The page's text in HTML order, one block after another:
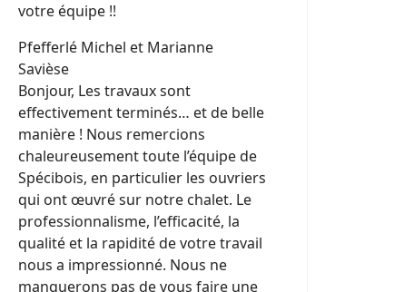
votre équipe !!
Pfefferlé Michel et Marianne
Savièse
Bonjour, Les travaux sont
effectivement terminés… et de belle
manière ! Nous remercions
chaleureusement toute l’équipe de
Spécibois, en particulier les ouvriers
qui ont œuvré sur notre chalet. Le
professionnalisme, l’efficacité, la
qualité et la rapidité de votre travail
nous a impressionné. Nous ne
manquerons pas de vous faire une